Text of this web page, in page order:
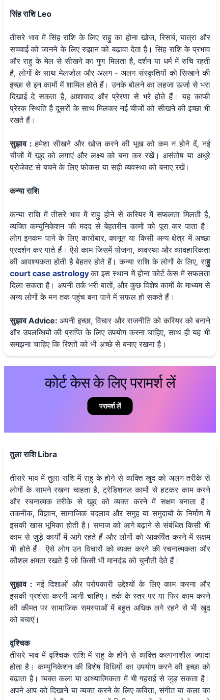
सिंह राशि Leo
तीसरे भाव में सिंह राशि के लिए राहु का होना खोज, रिसर्च, यात्रा और
सच्चाई को जानने के लिए रुझान को बढ़ावा देता है। सिंह राशि के प्रभाव
और राहु के मेल से सीखने का गुण मिलता है, दर्शन या धर्म में रुचि रहती
है, लोगों के साथ मेलजोल और अलग - अलग संस्कृतियों को सिखाने की
इच्छा से इन कामों में शामिल होते हैं। उनके बोलने का लहजा ऊर्जा से भरा
दिखाई दे सकता है, आशावाद और प्रेरणा से भरे होते हैं। यह काफी
प्रेरक स्थिति है दूसरों के साथ मिलकर नई चीजों को सीखने की इच्छा भी
रखते हैं।
सुझाव :हमेशा सीखने और खोज करने की भूख को कम न होने दें, नई
चीजों में खुद को लगाएं और लक्ष्य को बना कर रखें। असंतोष या अधूरे
प्रोजेक्ट से बचने के लिए फोकस या सही व्यवस्था को बनाए रखें।
कन्या राशि
कन्या राशि में तीसरे भाव में राहु होने से करियर में सफलता मिलती है,
व्यक्ति कम्युनिकेशन की मदद से बेहतरीन कामों को पूरा कर पाता है।
लोग इनकम पाने के लिए कारोबार, कानून या किसी अन्य क्षेत्र में अच्छा
प्रदर्शन कर पाते हैं। ऎसे काम जिसमें योजना, व्यवस्था और व्यावहारिकता
की आवश्यकता होती है बेहतर होते हैं। कन्या राशि के लोगों के लिए, राहु
court case astrology का इस स्थान में होना कोर्ट केस में सफलता
दिला सकता है। अपनी तर्क भरी बातों, और कुछ विशेष कामों के माध्यम से
अन्य लोगों के मन तक पहुंच बना पाने में सफल हो सकते हैं।
सुझाव Advice:अपनी इच्छा, विचार और राजनीति को करियर को बनाने
और उपलब्धियों की प्राप्ति के लिए उपयोग करना चाहिए, साथ ही यह भी
समझना चाहिए कि रिश्तों को भी अच्छे से बनाए रखना है।
कोर्ट केस के लिए परामर्श लें
परामर्श लें
तुला राशि Libra
तीसरे भाव में तुला राशि में राहु के होने से व्यक्ति खुद को अलग तरीके से
लोगों के सामने रखना चाहता है, ट्रेडिशनल कामों से हटकर काम करने
और रचनात्मक तरीके से खुद को व्यक्त करने में सक्षम बनाता है।
तकनीक, विज्ञान, सामाजिक बदलाव और समुह या समुदायों के निर्माण में
इसकी खास भूमिका होती है। समाज को आगे बढ़ाने से संबंधित किसी भी
काम से जुड़े कार्यों में आगे रहते हैं और लोगों को आकर्षित करने में सक्षम
भी होते हैं। ऎसे लोग उन विचारों को व्यक्त करने की रचनात्मकता और
कौशल क्षमता रखते हैं जो किसी भी मानदंड को चुनौती देते हैं।
सुझाव :नई दिशाओं और परोपकारी उद्देश्यों के लिए काम करना और
इसकी प्रशंसा करनी आनी चाहिए। तर्क के स्तर पर या फिर काम करने
की कीमत पर सामाजिक समस्याओं में बहुत अधिक लगे रहने से भी खुद
को बचाएं।
वृश्चिक
तीसरे भाव में वृश्चिक राशि में राहु के होने से व्यक्ति कल्पनाशील ज्यादा
होता है। कम्युनिकेशन की विशेष विधियों का उपयोग करने की इच्छा को
बढ़ाता है। व्यक्त कला या आध्यात्मिकता में भी गहराई से जुड़ सकता है।
अपने आप को दिखाने या व्यक्त करने के लिए कविता, संगीत या कला का